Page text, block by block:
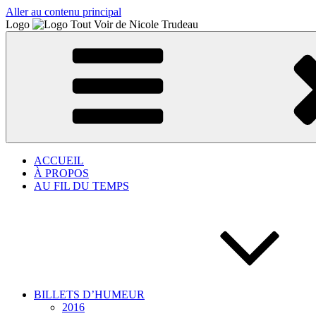
Aller au contenu principal
Logo
ACCUEIL
À PROPOS
AU FIL DU TEMPS
BILLETS D’HUMEUR
2016